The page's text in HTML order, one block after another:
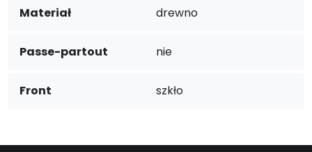
Materiał drewno
Passe-partout nie
Front szkło